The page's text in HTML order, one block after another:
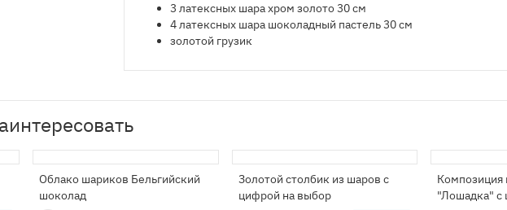
3 латексных шара хром золото 30 см
4 латексных шара шоколадный пастель 30 см
золотой грузик
Облако шариков Бельгийский
шоколад
Золотой столбик из шаров с
цифрой на выбор
Композиция
"Лошадка" с